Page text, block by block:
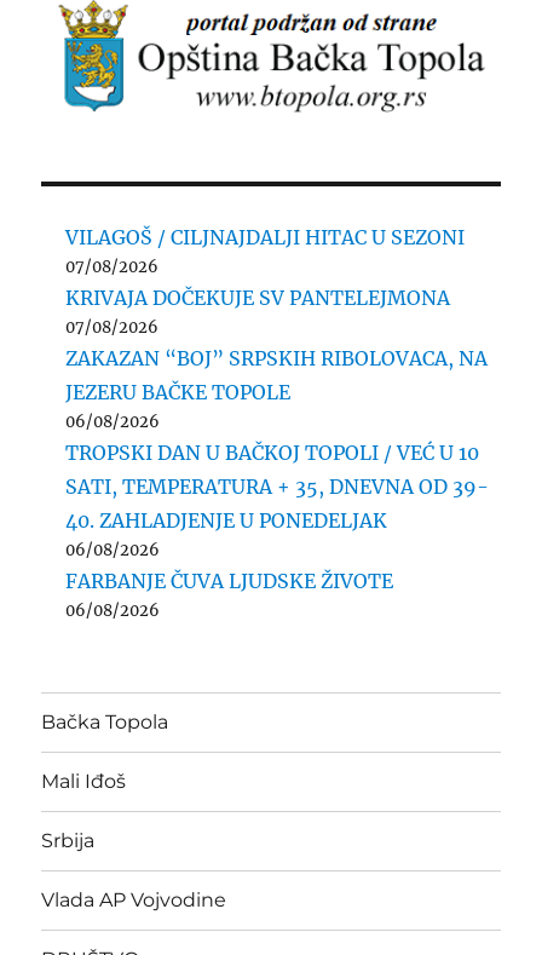
VILAGOŠ / CILJNAJDALJI HITAC U SEZONI
07/08/2026
KRIVAJA DOČEKUJE SV PANTELEJMONA
07/08/2026
ZAKAZAN “BOJ” SRPSKIH RIBOLOVACA, NA
JEZERU BAČKE TOPOLE
06/08/2026
TROPSKI DAN U BAČKOJ TOPOLI / VEĆ U 10
SATI, TEMPERATURA + 35, DNEVNA OD 39-
40. ZAHLADJENJE U PONEDELJAK
06/08/2026
FARBANJE ČUVA LJUDSKE ŽIVOTE
06/08/2026
Bačka Topola
Mali Iđoš
Srbija
Vlada AP Vojvodine